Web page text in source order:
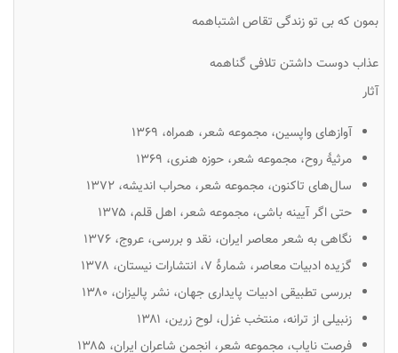
بمون که بی تو زندگی تقاص اشتباهمه
عذاب دوست داشتن تلافی گناهمه
آثار
آوازهای واپسین، مجموعه شعر، همراه، ۱۳۶۹
مرثیهٔ روح، مجموعه شعر، حوزه هنری، ۱۳۶۹
سال‌های تاکنون، مجموعه شعر، محراب اندیشه، ۱۳۷۲
حتی اگر آیینه باشی، مجموعه شعر، اهل قلم، ۱۳۷۵
نگاهی به شعر معاصر ایران، نقد و بررسی، عروج، ۱۳۷۶
گزیده ادبیات معاصر، شمارهٔ ۷، انتشارات نیستان، ۱۳۷۸
بررسی تطبیقی ادبیات پایداری جهان، نشر پالیزان، ۱۳۸۰
زنبیلی از ترانه، منتخب غزل، لوح زرین، ۱۳۸۱
فرصت نایاب، مجموعه شعر، انجمن شاعران ایران، ۱۳۸۵